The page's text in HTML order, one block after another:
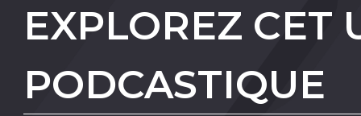
EXPLOREZ CET
PODCASTIQUE